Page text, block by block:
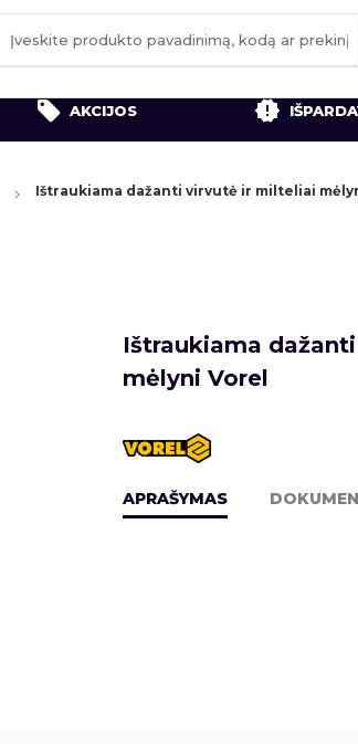
AKCIJOS
Ištraukiama dažanti virvutė ir milteliai
Ištraukiama
mėlyni Vorel
APRAŠYMAS